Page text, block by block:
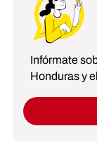
Infórmate
Honduras y